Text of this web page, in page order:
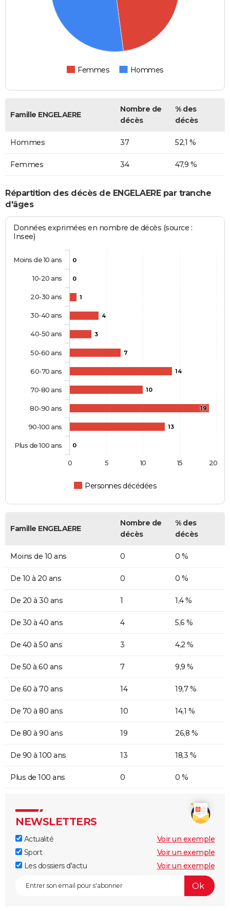
Femmes Hommes
Famille ENGELAERE
Nombre de
décès
% des
décès
Hommes 37 52,1 %
Femmes 34 47,9 %
Répartition des décès de ENGELAERE par tranche
d'âges
Données exprimées en nombre de décès (source :
Insee)
0
0
1
4
3
7
14
10
19
13
0
Personnes décédées
Moins de 10 ans
10-20 ans
20-30 ans
30-40 ans
40-50 ans
50-60 ans
60-70 ans
70-80 ans
80-90 ans
90-100 ans
Plus de 100 ans
0 5 10 15 20
Famille ENGELAERE
Nombre de
décès
% des
décès
Moins de 10 ans 0 0 %
De 10 à 20 ans 0 0 %
De 20 à 30 ans 1 1,4 %
De 30 à 40 ans 4 5,6 %
De 40 à 50 ans 3 4,2 %
De 50 à 60 ans 7 9,9 %
De 60 à 70 ans 14 19,7 %
De 70 à 80 ans 10 14,1 %
De 80 à 90 ans 19 26,8 %
De 90 à 100 ans 13 18,3 %
Plus de 100 ans 0 0 %
NEWSLETTERS
Actualité
Voir un exemple
Sport
Voir un exemple
Les dossiers d'actu
Voir un exemple